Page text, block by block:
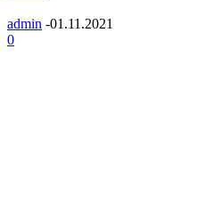
admin -01.11.2021
0